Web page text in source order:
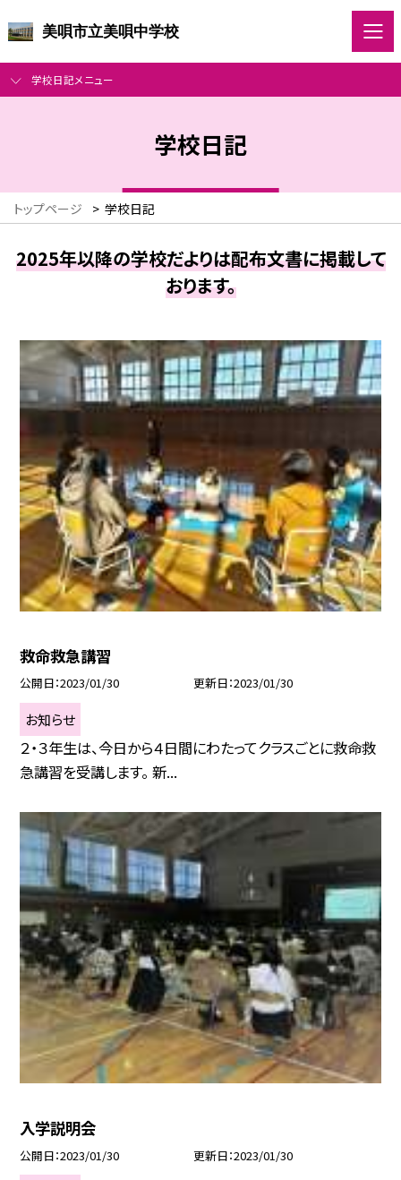
美唄市立美唄中学校
学校日記メニュー
学校日記
トップページ > 学校日記
2025年以降の学校だよりは配布文書に掲載して
おります。
救命救急講習
公開日 2023/01/30 更新日 2023/01/30
お知らせ
２・３年生は、今日から４日間にわたってクラスごとに救命救
急講習を受講します。 新...
入学説明会
公開日 2023/01/30 更新日 2023/01/30